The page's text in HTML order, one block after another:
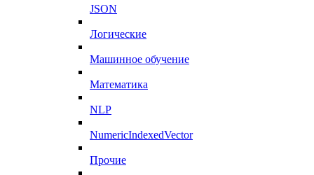
JSON
Логические
Машинное обучение
Математика
NLP
NumericIndexedVector
Прочие